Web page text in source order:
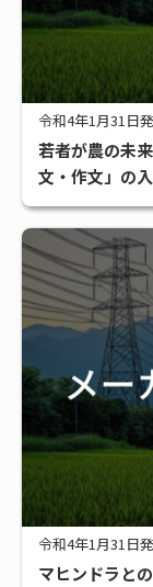
令和4年1月31日
若者が農の未
文・作文」の
令和4年1月31日
マヒンドラと